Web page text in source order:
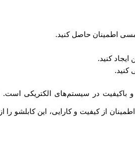
مسی اطمینان حاصل کنید.
کنید.
کنید.
اتصالات ایمن و باکیفیت در سیستم‌های
کیفیت و کارایی، این کابلشو را از